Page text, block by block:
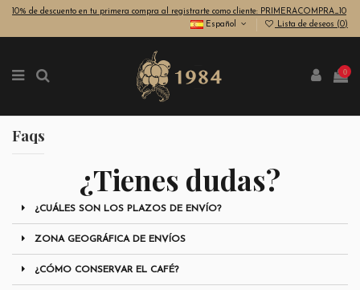
10% de descuento en tu primera compra al registrarte como cliente: PRIMERACOMPRA_10
Español
Lista de deseos (0)
0
Faqs
¿Tienes dudas?
¿CUÁLES SON LOS PLAZOS DE ENVÍO?
ZONA GEOGRÁFICA DE ENVÍOS
¿CÓMO CONSERVAR EL CAFÉ?